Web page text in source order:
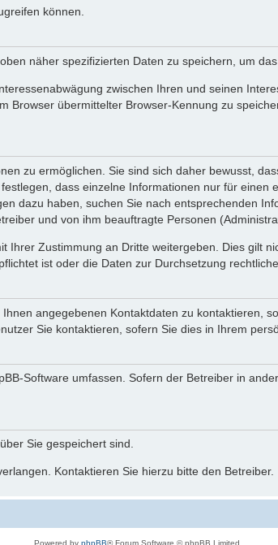
können.
näher spezifizierten Daten zu speichern, um
zwischen Ihren und seinen
Browser übermittelter Browser-Kennung zu
zu ermöglichen. Sie sind sich daher bewusst,
dass einzelne Informationen nur für
dazu haben, suchen Sie nach entsprechenden
und von ihm beauftragte Personen
Ihrer Zustimmung an Dritte weitergeben. Dies gilt
ist oder die Daten zur Durchsetzung
angegebenen Kontaktdaten zu kontaktieren,
Sie kontaktieren, sofern Sie dies in Ihrem
Software umfassen. Sofern der Betreiber in
Sie gespeichert sind.
Kontaktieren Sie hierzu bitte den Betreiber.
Powered by phpBB® Forum Software © phpBB Limited